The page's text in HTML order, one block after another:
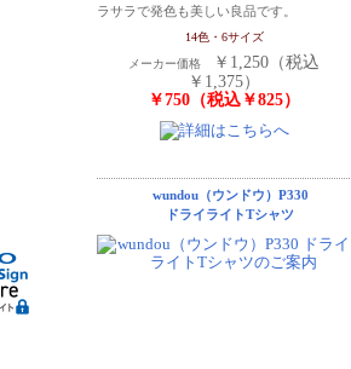
ラサラで発色も美しい良品です。
14色・6サイズ
メーカー価格
￥1,250（税込
￥1,375）
￥750（税込￥825）
wundou（ウンドウ）P330
ドライライトTシャツ